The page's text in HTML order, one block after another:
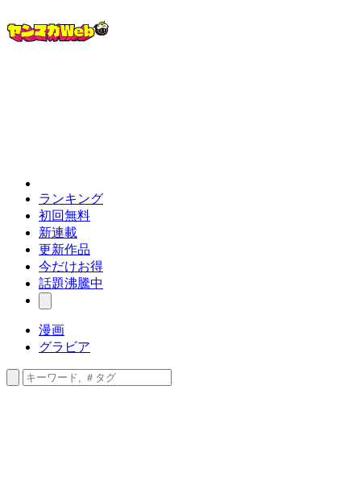
ランキング
初回無料
新連載
更新作品
今だけお得
話題沸騰中
漫画
グラビア